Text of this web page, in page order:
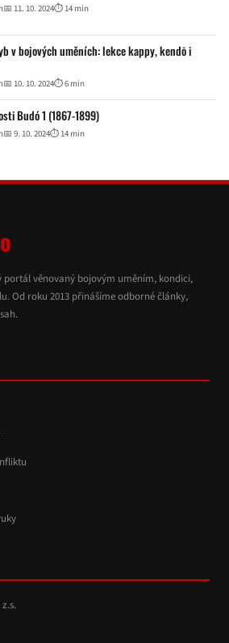
📅 11. 10. 2024⏱ 14 min
v bojových uměních: lekce kappy, kendō i
📅 10. 10. 2024⏱ 6 min
Budó 1 (1867-1899)
📅 9. 10. 2024⏱ 14 min
portál věnovaný bojovým uměním, kondici,
Od roku 2013 přinášíme odborné články,